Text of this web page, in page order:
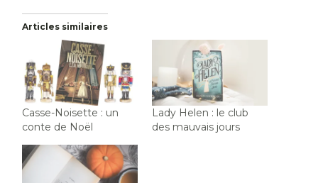
Articles similaires
Casse-Noisette : un
conte de Noël
Lady Helen : le club
des mauvais jours